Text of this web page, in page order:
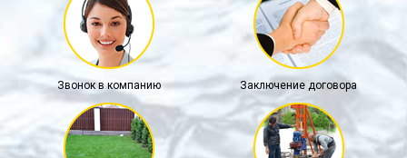
Звонок в компанию Заключение договора